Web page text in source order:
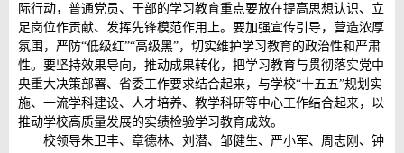
际行动，普通党员、干部的学习教育重点要放在提高思想认识、立
足岗位作贡献、发挥先锋模范作用上。要加强宣传引导，营造浓厚
氛围，严防“低级红”“高级黑”，切实维护学习教育的政治性和严肃
性。要坚持效果导向，推动成果转化，把学习教育与贯彻落实党中
央重大决策部署、省委工作要求结合起来，与学校“十五五”规划实
施、一流学科建设、人才培养、教学科研等中心工作结合起来，以
推动学校高质量发展的实绩检验学习教育成效。
校领导朱卫丰、章德林、刘潜、邹健生、严小军、周志刚、钟